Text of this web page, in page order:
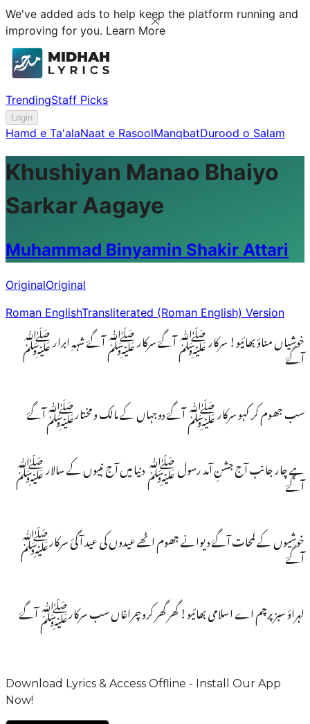
We've added ads to help keep the platform running and
improving for you. Learn More
TrendingStaff Picks
Login
Hamd e Ta'alaNaat e RasoolManqbatDurood o Salam
Khushiyan Manao Bhaiyo
Sarkar Aagaye
Muhammad Binyamin Shakir Attari
OriginalOriginal
Roman EnglishTransliterated (Roman English) Version
خوشیاں مناؤ بھائیو! سرکار ﷺ آگۓ سرکار ﷺ آگۓ شہہِ ابرار ﷺ
آگۓ
سب جھوم کر کہو سرکار ﷺ آگۓ دوجہاں کے مالک و مختارﷺآگۓ
ہے چار جانب آج جشنِ آمد رسول ﷺ دنیا میں آج نبیوں کے سالار ﷺ
آگۓ
خوشیوں کے لمحات آگۓ دیوانے جھوم اٹھے عیدوں کی عید آگئ سرکارﷺ
آگۓ
لہراؤ سبز پرچم اے اسلامی بھائیو! گھر گھر کرو چراغاں سب سرکارﷺ آگۓ
Download Lyrics & Access Offline - Install Our App
Now!